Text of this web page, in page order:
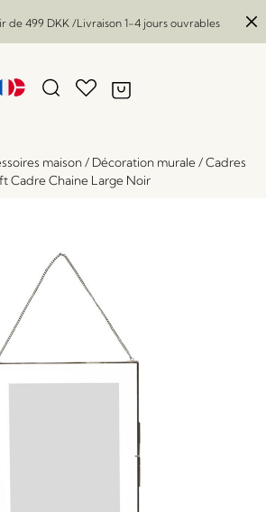
de 499 DKK /Livraison 1-4 jours ouvrables
maison/ Décoration murale/Cadres
Cadre Chaine Large Noir